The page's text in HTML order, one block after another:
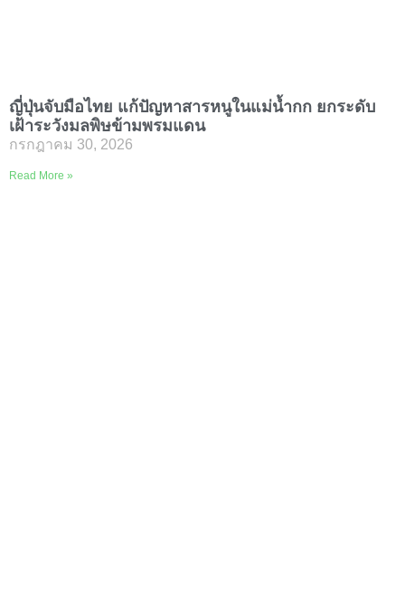
ญี่ปุ่นจับมือไทย แก้ปัญหาสารหนูในแม่น้ำกก ยกระดับ
เฝ้าระวังมลพิษข้ามพรมแดน
กรกฎาคม 30, 2026
Read More »